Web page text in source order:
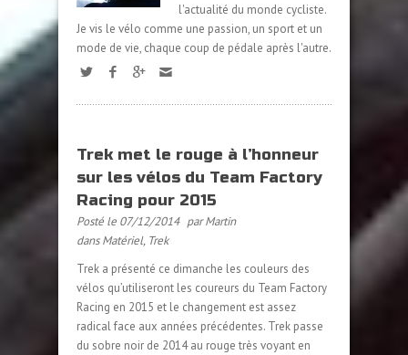
l'actualité du monde cycliste.
Je vis le vélo comme une passion, un sport et un
mode de vie, chaque coup de pédale après l'autre.
Trek met le rouge à l’honneur
sur les vélos du Team Factory
Racing pour 2015
Posté le 07/12/2014 par Martin
dansMatériel, Trek
Trek a présenté ce dimanche les couleurs des
vélos qu’utiliseront les coureurs du Team Factory
Racing en 2015 et le changement est assez
radical face aux années précédentes. Trek passe
du sobre noir de 2014 au rouge très voyant en